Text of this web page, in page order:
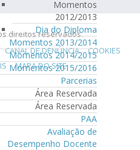
Momentos
2012/2013
Dia do Diploma
Momentos 2013/2014
Momentos 2014/2015
Momentos 2015/2016
Parcerias
Área Reservada
Área Reservada
PAA
Avaliação de
Desempenho Docente
direitos reservados.
CANAL DE DENÚNCIA
COOKIES
MAPA DO SITE